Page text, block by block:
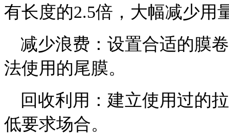
有长度的2.5倍，大幅减少用
减少浪费：设置合适的膜
法使用的尾膜。
回收利用：建立使用过的
低要求场合。